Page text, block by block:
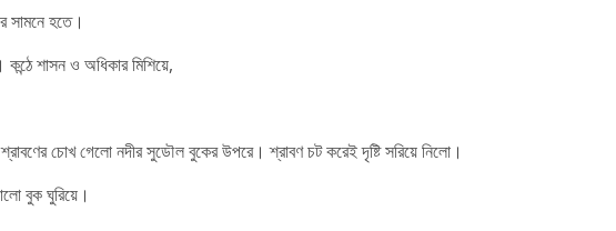
সামনে হতে।
শাসন ও অধিকার মিশিয়ে,
চোখ গেলো নদীর সুডৌল বুকের উপরে। শ্রাবণ চট করেই দৃষ্টি সরিয়ে নিলো।
বুক ঘুরিয়ে।